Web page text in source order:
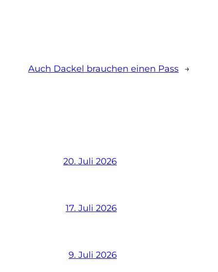
Auch Dackel brauchen einen Pass →
20. Juli 2026
17. Juli 2026
9. Juli 2026